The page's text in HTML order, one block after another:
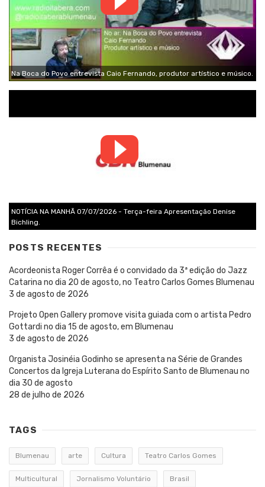
Na Boca do Povo entrevista Caio Fernando, produtor artístico e músico.
NOTÍCIA NA MANHÃ 07/07/2026 - Terça-feira Apresentação Denise
Bichling.
POSTS RECENTES
Acordeonista Roger Corrêa é o convidado da 3ª edição do Jazz
Catarina no dia 20 de agosto, no Teatro Carlos Gomes Blumenau
3 de agosto de 2026
Projeto Open Gallery promove visita guiada com o artista Pedro
Gottardi no dia 15 de agosto, em Blumenau
3 de agosto de 2026
Organista Josinéia Godinho se apresenta na Série de Grandes
Concertos da Igreja Luterana do Espírito Santo de Blumenau no
dia 30 de agosto
28 de julho de 2026
TAGS
Blumenau arte Cultura Teatro Carlos Gomes
Multicultural Jornalismo Voluntário Brasil